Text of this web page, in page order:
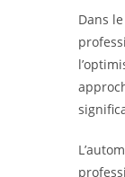
Dans